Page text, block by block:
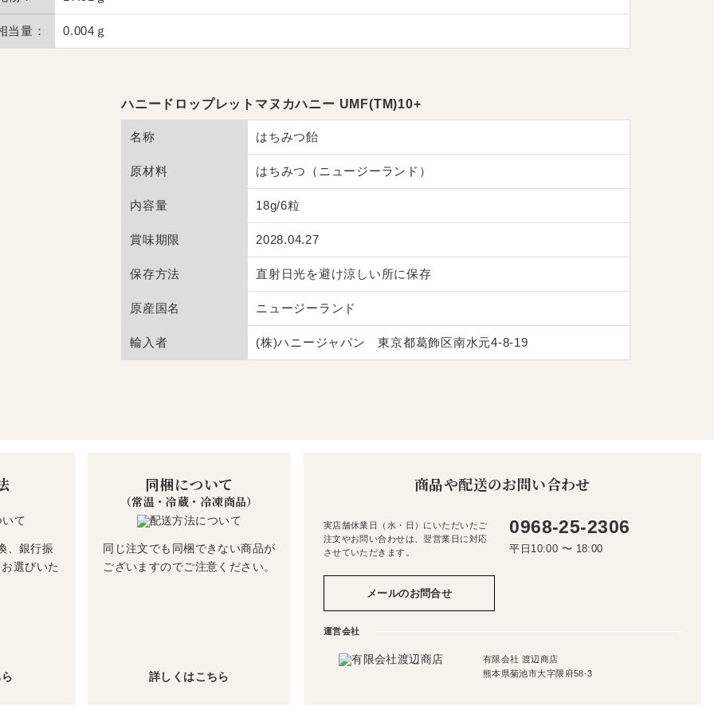
当量： 0.004ｇ
ハニードロップレットマヌカハニー UMF(TM)10+
名称 はちみつ飴
原材料 はちみつ（ニュージーランド）
内容量 18g/6粒
賞味期限 2028.04.27
保存方法 直射日光を避け涼しい所に保存
原産国名 ニュージーランド
輸入者 (株)ハニージャパン 東京都葛飾区南水元4-8-19
、銀行振
選びいた
同梱について
（常温・冷蔵・冷凍商品）
同じ注文でも同梱できない商品が
ございますのでご注意ください。
詳しくはこちら
商品や配送のお問い合わせ
実店舗休業日（水・日）にいただいたご
注文やお問い合わせは、翌営業日に対応
させていただきます。
0968-25-2306
平日10:00 〜 18:00
メールのお問合せ
運営会社
有限会社 渡辺商店
熊本県菊池市大字隈府58-3